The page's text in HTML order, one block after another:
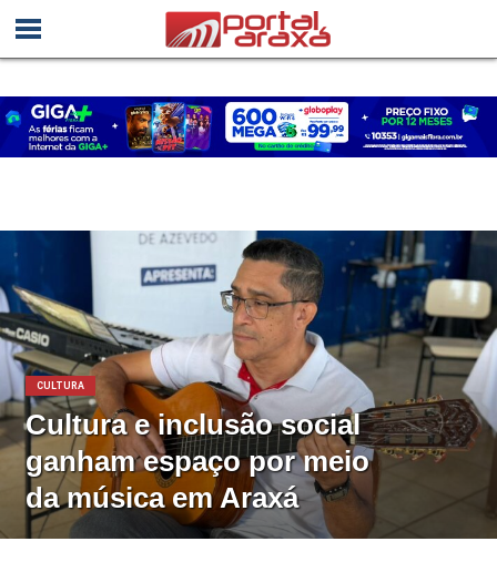
CULTURA
Cultura e inclusão social
ganham espaço por meio
da música em Araxá